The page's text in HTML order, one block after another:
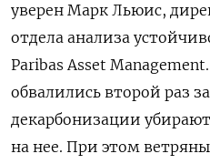
уверен Марк Льюис,
отдела анализа
Paribas Asset
обвалились второй раз
декарбонизации
на нее. При этом